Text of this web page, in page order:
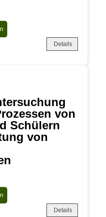
Details
von
Schülern
von
Details